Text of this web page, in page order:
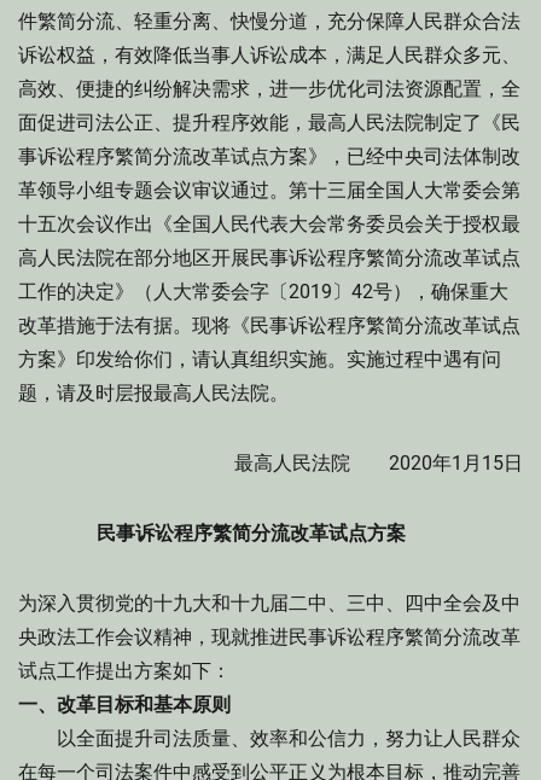
件繁简分流、轻重分离、快慢分道，充分保障人民群众合法
诉讼权益，有效降低当事人诉讼成本，满足人民群众多元、
高效、便捷的纠纷解决需求，进一步优化司法资源配置，全
面促进司法公正、提升程序效能，最高人民法院制定了《民
事诉讼程序繁简分流改革试点方案》，已经中央司法体制改
革领导小组专题会议审议通过。第十三届全国人大常委会第
十五次会议作出《全国人民代表大会常务委员会关于授权最
高人民法院在部分地区开展民事诉讼程序繁简分流改革试点
工作的决定》（人大常委会字〔2019〕42号），确保重大
改革措施于法有据。现将《民事诉讼程序繁简分流改革试点
方案》印发给你们，请认真组织实施。实施过程中遇有问
题，请及时层报最高人民法院。
最高人民法院 2020年1月15日
民事诉讼程序繁简分流改革试点方案
为深入贯彻党的十九大和十九届二中、三中、四中全会及中
央政法工作会议精神，现就推进民事诉讼程序繁简分流改革
试点工作提出方案如下：
一、改革目标和基本原则
以全面提升司法质量、效率和公信力，努力让人民群众
在每一个司法案件中感受到公平正义为根本目标，推动完善